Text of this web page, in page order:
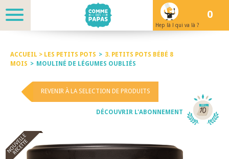
Hep là ! qui va là ?
0
ACCUEIL > LES PETITS POTS > 3. PETITS POTS BÉBÉ 8
MOIS > MOULINÉ DE LÉGUMES OUBLIÉS
REVENIR À LA SELECTION DE PRODUITS
DÉCOUVRIR L'ABONNEMENT
NOUVELLE
RECETTE